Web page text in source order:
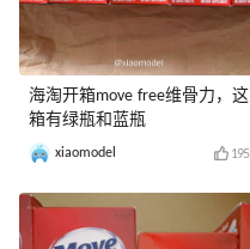
海淘开箱move free维骨力，这
箱有绿瓶和蓝瓶
xiaomodel 195